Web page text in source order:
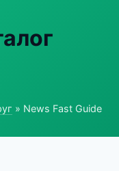
» News Fast Guide